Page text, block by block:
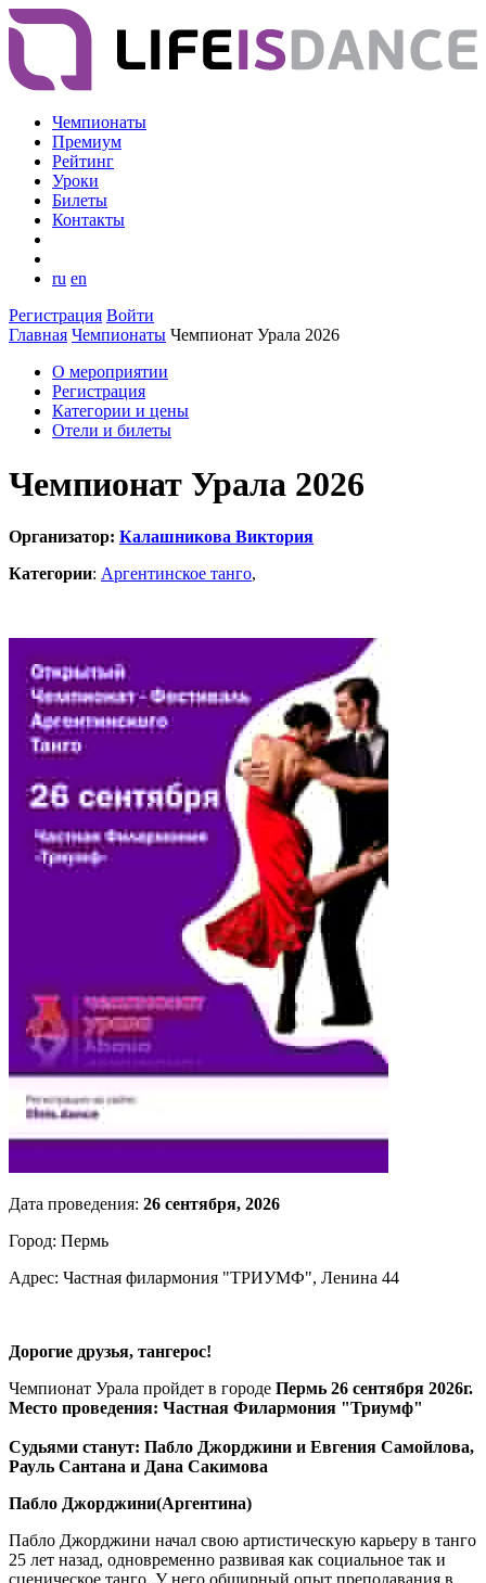
Чемпионаты
Премиум
Рейтинг
Уроки
Билеты
Контакты
ru en
Регистрация Войти
Главная Чемпионаты Чемпионат Урала 2026
О мероприятии
Регистрация
Категории и цены
Отели и билеты
Чемпионат Урала 2026
Организатор: Калашникова Виктория
Категории: Аргентинское танго,
Дата проведения: 26 сентября, 2026
Город: Пермь
Адрес: Частная филармония "ТРИУМФ", Ленина 44
Дорогие друзья, тангерос!
Чемпионат Урала пройдет в городе Пермь 26 сентября 2026г.
Место проведения: Частная Филармония "Триумф"
Судьями станут: Пабло Джорджини и Евгения Самойлова,
Рауль Сантана и Дана Сакимова
Пабло Джорджини(Аргентина)
Пабло Джорджини начал свою артистическую карьеру в танго
25 лет назад, одновременно развивая как социальное так и